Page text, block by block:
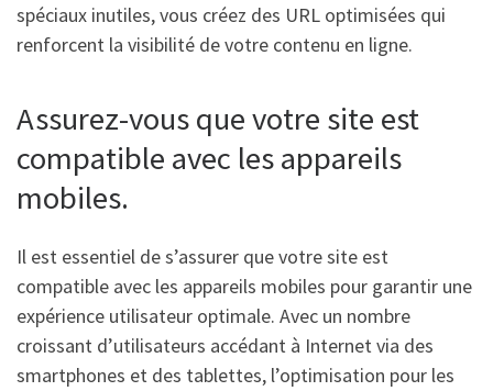
spéciaux inutiles, vous créez des URL optimisées qui
renforcent la visibilité de votre contenu en ligne.
Assurez-vous que votre site est
compatible avec les appareils
mobiles.
Il est essentiel de s’assurer que votre site est
compatible avec les appareils mobiles pour garantir une
expérience utilisateur optimale. Avec un nombre
croissant d’utilisateurs accédant à Internet via des
smartphones et des tablettes, l’optimisation pour les